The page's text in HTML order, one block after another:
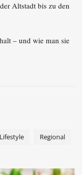
Altstadt bis zu den
– und wie man sie
Lifestyle Regional